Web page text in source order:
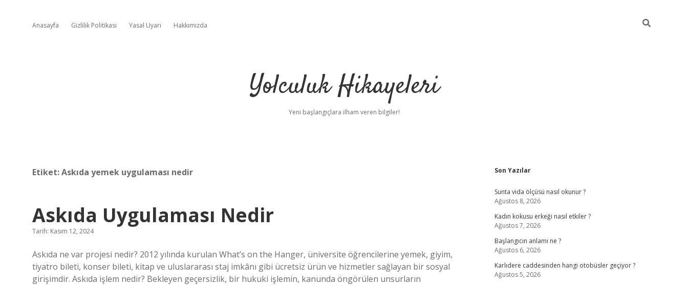
Anasayfa Gizlilik Politikası Yasal Uyarı Hakkımızda
Yolculuk Hikayeleri
Yeni başlangıçlara ilham veren bilgiler!
Etiket:Askıda yemek uygulaması nedir
Askıda Uygulaması Nedir
Tarih: Kasım 12, 2024
Askıda ne var projesi nedir? 2012 yılında kurulan What’s on the Hanger, üniversite öğrencilerine yemek, giyim,
tiyatro bileti, konser bileti, kitap ve uluslararası staj imkânı gibi ücretsiz ürün ve hizmetler sağlayan bir sosyal
girişimdir. Askıda işlem nedir? Bekleyen geçersizlik, bir hukuki işlemin, kanunda öngörülen unsurların
Sidebar
Son Yazılar
Sunta vida ölçüsü nasıl okunur ?
Ağustos 8, 2026
Kadın kokusu erkeği nasıl etkiler ?
Ağustos 7, 2026
Başlangıcın anlamı ne ?
Ağustos 6, 2026
Karlıdere caddesinden hangi otobüsler geçiyor ?
Ağustos 5, 2026
betexper giriş